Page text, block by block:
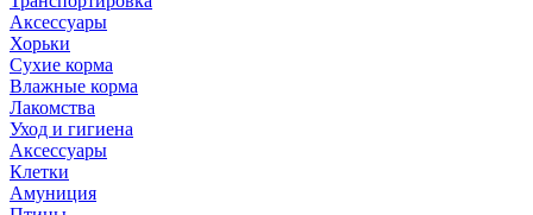
Аксессуары
Хорьки
Сухие корма
Влажные корма
Лакомства
Уход и гигиена
Аксессуары
Клетки
Амуниция